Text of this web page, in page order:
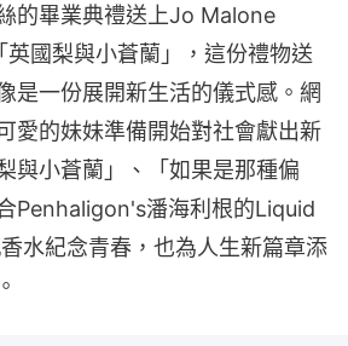
的畢業典禮送上Jo Malone
國梨與小蒼蘭」，這份禮物送
是一份展開新生活的儀式感。網
愛的妹妹準備開始對社會獻出新
與小蒼蘭」、「如果是那種偏
Penhaligon's潘海利根的Liquid
水紀念青春，也為人生新篇章添